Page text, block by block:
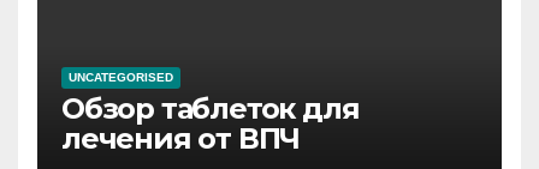
UNCATEGORISED
Обзор таблеток для
лечения от ВПЧ